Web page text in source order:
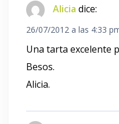
Alicia dice:
26/07/2012 a las 4:33
Una tarta excelente
Besos.
Alicia.